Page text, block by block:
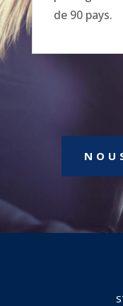
de 90 pays.